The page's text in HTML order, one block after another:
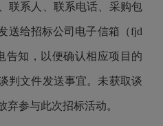
联系人、联系电话、采购包
送给招标公司电子信箱（fjd
告知，以便确认相应项目的
判文件发送事宜。未获取谈
弃参与此次招标活动。